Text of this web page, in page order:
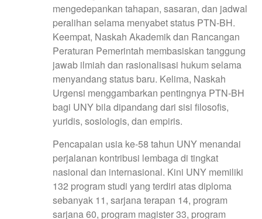
mengedepankan tahapan, sasaran, dan jadwal
peralihan selama menyabet status PTN-BH.
Keempat, Naskah Akademik dan Rancangan
Peraturan Pemerintah membasiskan tanggung
jawab ilmiah dan rasionalisasi hukum selama
menyandang status baru. Kelima, Naskah
Urgensi menggambarkan pentingnya PTN-BH
bagi UNY bila dipandang dari sisi filosofis,
yuridis, sosiologis, dan empiris.
Pencapaian usia ke-58 tahun UNY menandai
perjalanan kontribusi lembaga di tingkat
nasional dan internasional. Kini UNY memiliki
132 program studi yang terdiri atas diploma
sebanyak 11, sarjana terapan 14, program
sarjana 60, program magister 33, program